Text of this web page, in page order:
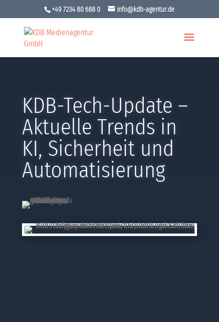
+49 7234 80 688 0 info@kdb-agentur.de
KDB-Tech-Update –
Aktuelle Trends in
KI, Sicherheit und
Automatisierung